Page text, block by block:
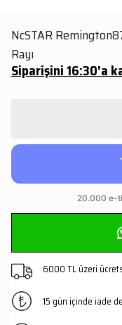
NcSTAR
Rayı
Siparişini 16:30'a
6000 TL üzeri
15 gün içinde iade